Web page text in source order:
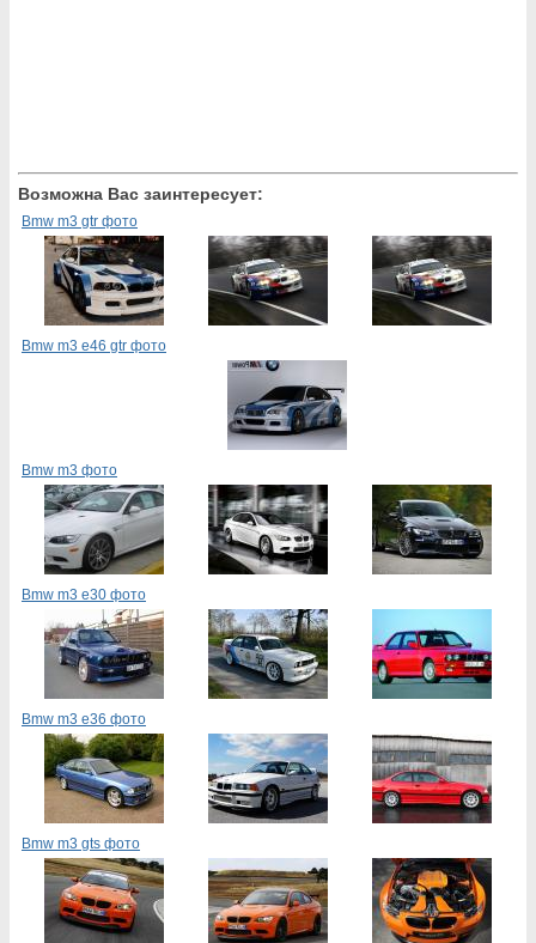
Возможна Вас заинтересует:
Bmw m3 gtr фото
Bmw m3 e46 gtr фото
Bmw m3 фото
Bmw m3 e30 фото
Bmw m3 e36 фото
Bmw m3 gts фото